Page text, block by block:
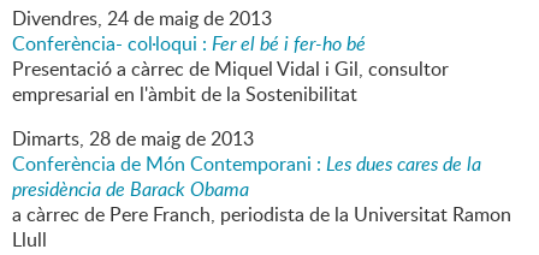
Divendres, 24de maigde2013
Conferència- col·loqui : Fer el bé i fer-ho bé
Presentació a càrrec de Miquel Vidal i Gil, consultor
empresarial en l'àmbit de la Sostenibilitat
Dimarts, 28de maigde2013
Conferència de Món Contemporani : Les dues cares de la
presidència de Barack Obama
a càrrec de Pere Franch, periodista de la Universitat Ramon
Llull